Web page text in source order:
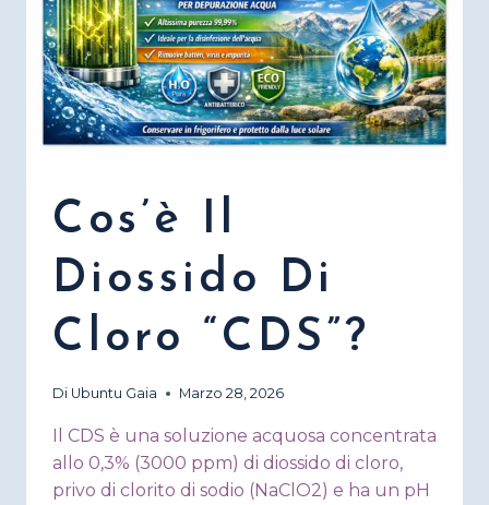
Cos’è Il
Diossido Di
Cloro “CDS”?
Di Ubuntu Gaia Marzo 28, 2026
Il CDS è una soluzione acquosa concentrata
allo 0,3% (3000 ppm) di diossido di cloro,
privo di clorito di sodio (NaClO2) e ha un pH